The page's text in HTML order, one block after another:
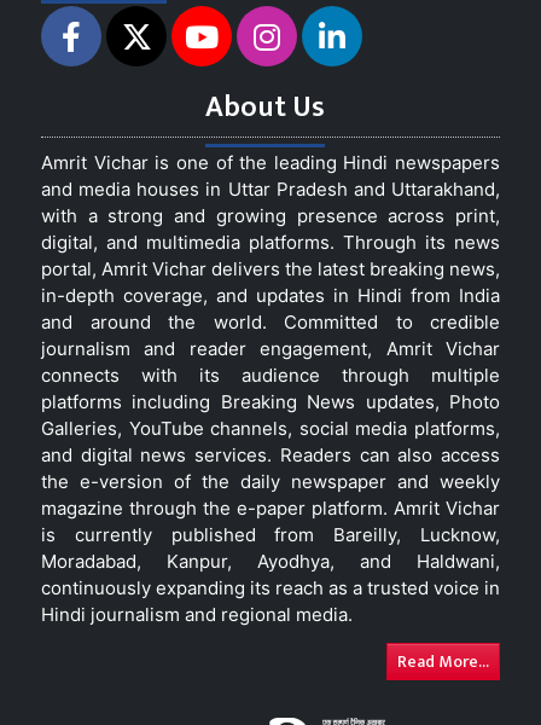
About Us
Amrit Vichar is one of the leading Hindi newspapers
and media houses in Uttar Pradesh and Uttarakhand,
with a strong and growing presence across print,
digital, and multimedia platforms. Through its news
portal, Amrit Vichar delivers the latest breaking news,
in-depth coverage, and updates in Hindi from India
and around the world. Committed to credible
journalism and reader engagement, Amrit Vichar
connects with its audience through multiple
platforms including Breaking News updates, Photo
Galleries, YouTube channels, social media platforms,
and digital news services. Readers can also access
the e-version of the daily newspaper and weekly
magazine through the e-paper platform. Amrit Vichar
is currently published from Bareilly, Lucknow,
Moradabad, Kanpur, Ayodhya, and Haldwani,
continuously expanding its reach as a trusted voice in
Hindi journalism and regional media.
Read More...